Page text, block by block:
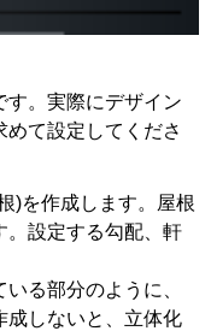
す。実際にデザイン
て設定してくださ
)を作成します。屋根
。設定する勾配、軒
る部分のように、
成しないと、立体化